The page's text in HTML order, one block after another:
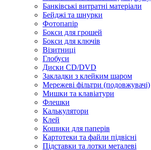
Банківські витратні матеріали
Бейджі та шнурки
Фотопапір
Бокси для грошей
Бокси для ключів
Візитниці
Глобуси
Диски CD/DVD
Закладки з клейким шаром
Мережеві фільтри (подовжувачі)
Мишки та клавіатури
Флешки
Калькулятори
Клей
Кошики для паперів
Картотеки та файли підвісні
Підставки та лотки металеві